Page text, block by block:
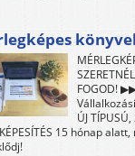
FOGOD!
ÚJ
15 hónap